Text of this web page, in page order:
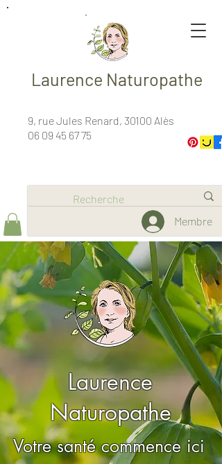
9, rue Jules Renard, 30100 Alès
06 09 45 67 75
Membre
Laurence Naturopathe
Laurence
Naturopathe
Votre santé commence ici